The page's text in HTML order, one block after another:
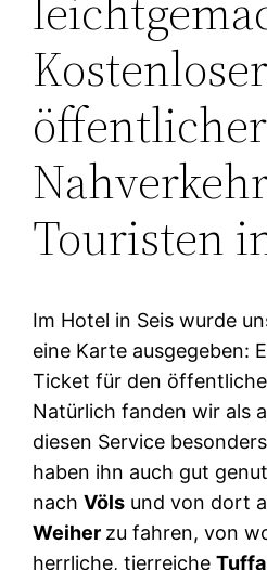
Kostenloser
öffentlicher
Touristen
Im Hotel in Seis wurde
eine Karte ausgegeben:
Ticket für den
Natürlich fanden wir als
diesen Service
haben ihn auch gut
nachVöls und von dort
Weiher zu fahren, von
herrliche, tierreiche